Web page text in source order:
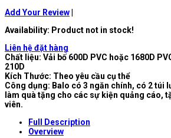
Add Your Review|
Availability: Product not in stock!
Liên hệ đặt hàng
Chất liệu: Vải bố 600D PVC hoặc 1680D
210D
Kích Thước: Theo yêu cầu cụ thể
Công dụng: Balo có 3 ngăn chính, có 2 túi
làm quà tặng cho các sự kiện quảng cáo,
viên.
Full Description
Overview